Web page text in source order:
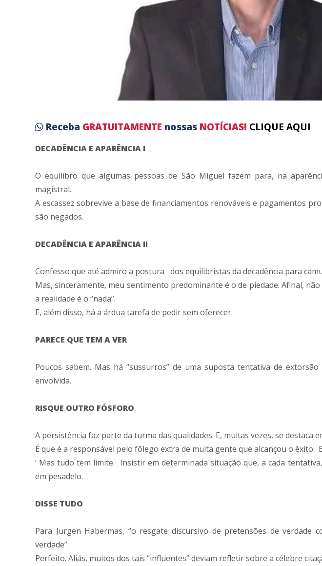
Receba GRATUITAMENTE nossas NOTÍCIAS! CLIQUE AQUI
DECADÊNCIA E APARÊNCIA I
O equilibro que algumas pessoas de São Miguel fazem para, na
magistral.
A escassez sobrevive a base de financiamentos renováveis e pagamentos
são negados.
DECADÊNCIA E APARÊNCIA II
Confesso que até admiro a postura dos equilibristas da decadência para
Mas, sinceramente, meu sentimento predominante é o de piedade. Afinal,
a realidade é o “nada”.
E, além disso, há a árdua tarefa de pedir sem oferecer.
PARECE QUE TEM A VER
Poucos sabem. Mas há “sussurros” de uma suposta tentativa de
envolvida.
RISQUE OUTRO FÓSFORO
A persistência faz parte da turma das qualidades. E, muitas vezes, se destaca
É que é a responsável pelo fôlego extra de muita gente que alcançou o êxito.
‘ Mas tudo tem limite. Insistir em determinada situação que, a cada
em pesadelo.
DISSE TUDO
Para Jurgen Habermas, “o resgate discursivo de pretensões de verdade
verdade”.
Perfeito. Aliás, muitos dos tais “influentes” deviam refletir sobre a célebre